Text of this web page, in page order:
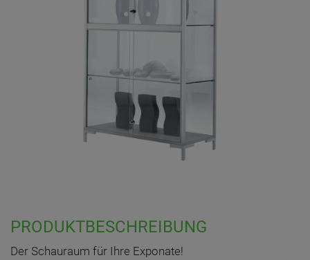
PRODUKTBESCHREIBUNG
Der Schauraum für Ihre Exponate!